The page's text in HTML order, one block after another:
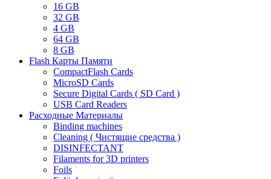
16 GB
32 GB
4 GB
64 GB
8 GB
Flash Карты Памяти
CompactFlash Cards
MicroSD Cards
Secure Digital Cards ( SD Card )
USB Card Readers
Расходные Материалы
Binding machines
Cleaning ( Чистящие средства )
DISINFECTANT
Filaments for 3D printers
Foils